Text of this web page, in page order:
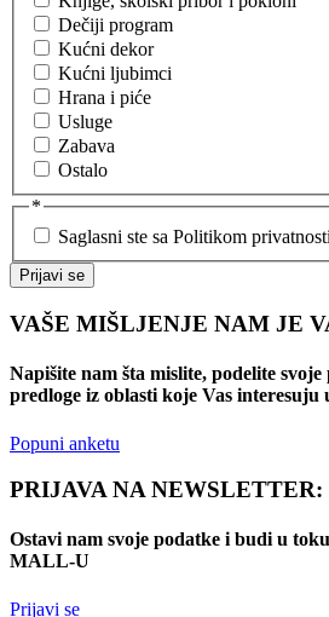
Dečiji program
Kućni dekor
Kućni ljubimci
Hrana i piće
Usluge
Zabava
Ostalo
*
Saglasni ste sa Politikom privatnosti
Prijavi se
VAŠE MIŠLJENJE NAM JE
Napišite nam šta mislite, podelite
predloge iz oblasti koje Vas interesuju
Popuni anketu
PRIJAVA NA NEWSLETTER:
Ostavi nam svoje podatke i budi u
MALL-U
Prijavi se